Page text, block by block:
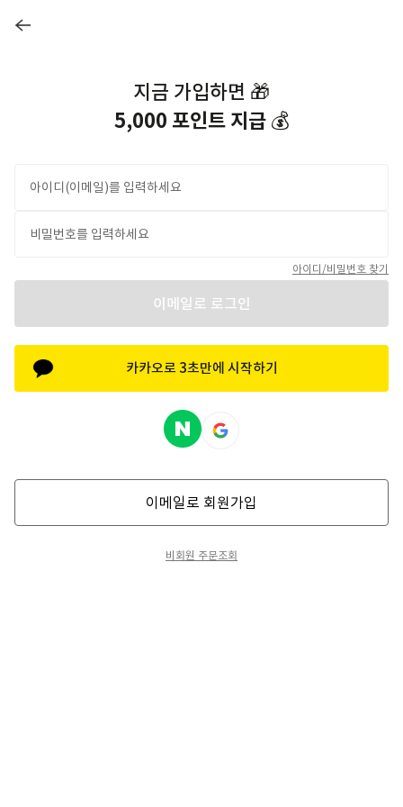
5,000 포인트 지급 💰
아이디/비밀번호 찾기
이메일로 로그인
카카오로 3초만에 시작하기
이메일로 회원가입
비회원 주문조회